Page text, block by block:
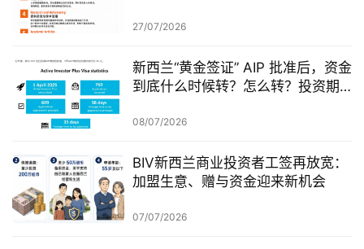
27/07/2026
新西兰“黄金签证” AIP 批准后，资金
到底什么时候转？怎么转？投资期
08/07/2026
BIV新西兰商业投资者工签再放宽：
加盟生意、赠与资金迎来新机会
07/07/2026